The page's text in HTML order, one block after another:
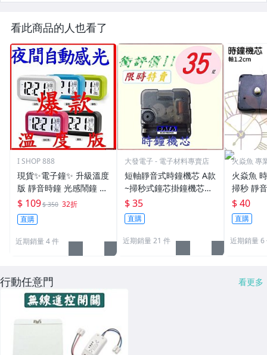
看此商品的人也看了
I SHOP 888
現貨✨電子鐘✨ 升級溫度
版 靜音時鐘 光感鬧鐘 貪
睡 大字幕 聰明鐘 創意LE
D鬧鐘 禮品
$ 109$ 350 32折
直購
近期銷量 4 件
大發電子 - 電子材料專賣店
短軸靜音式時鐘機芯 A款
~掃秒式鐘芯掛鐘機芯錶
芯靜音鐘芯滑動機心DIY
機芯
$ 35
直購
近期銷量 21 件
火焱魚 專
火焱魚
掃秒 靜
mm 螺
零件 機
自製時鐘
$ 40
直購
近期銷量 6
行動任意門 看更多